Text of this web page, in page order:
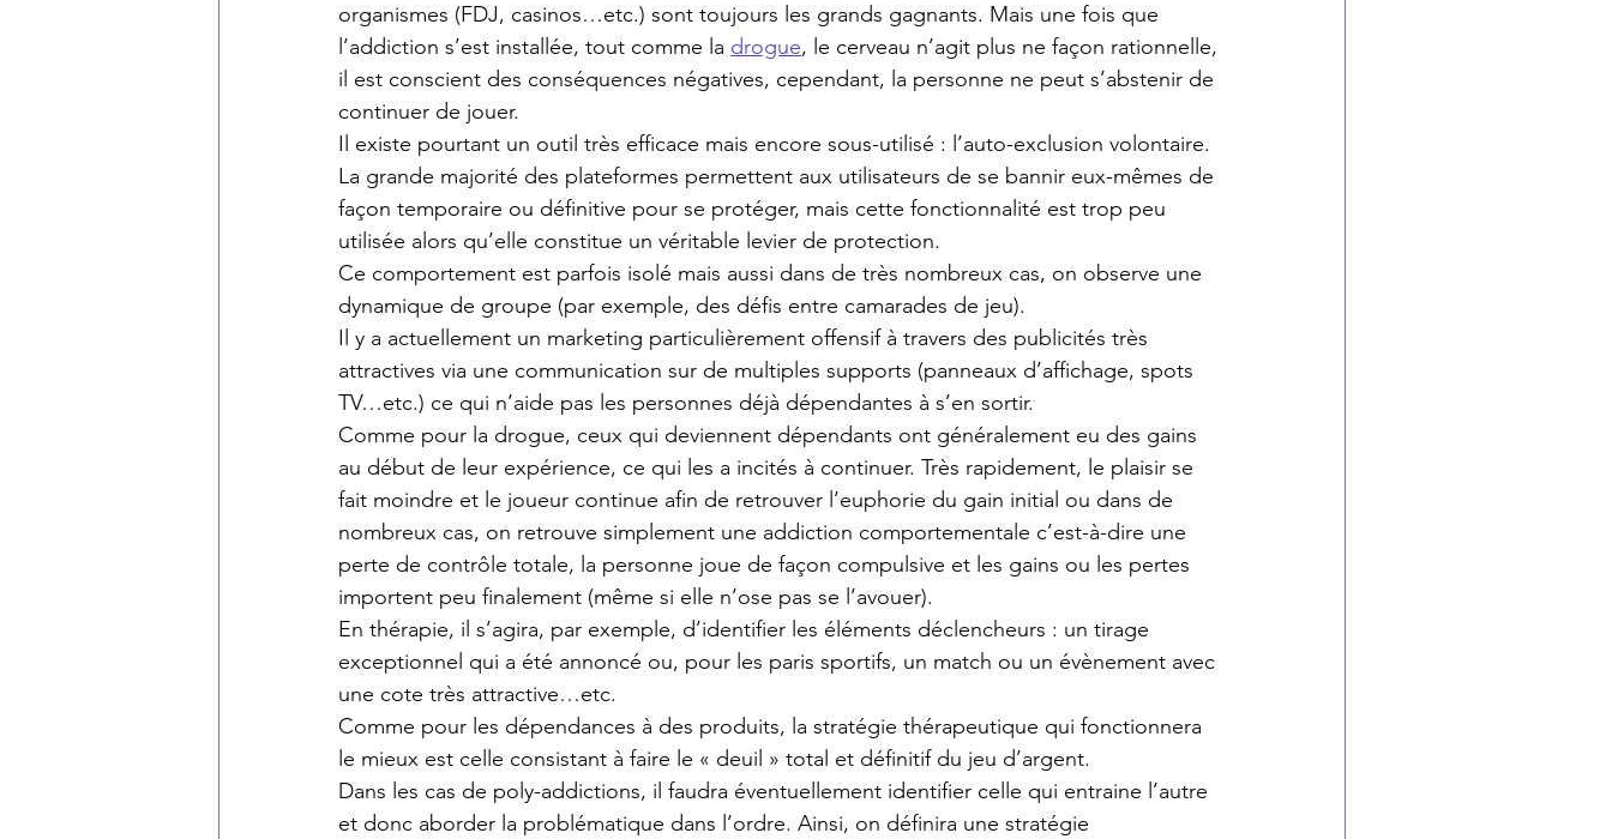
organismes (FDJ, casinos…etc.) sont toujours les grands gagnants. Mais une fois que
l’addiction s’est installée, tout comme la drogue, le cerveau n’agit plus ne façon rationnelle,
il est conscient des conséquences négatives, cependant, la personne ne peut s’abstenir de
continuer de jouer.
Il existe pourtant un outil très efficace mais encore sous-utilisé : l’auto-exclusion volontaire.
La grande majorité des plateformes permettent aux utilisateurs de se bannir eux-mêmes de
façon temporaire ou définitive pour se protéger, mais cette fonctionnalité est trop peu
utilisée alors qu’elle constitue un véritable levier de protection.
Ce comportement est parfois isolé mais aussi dans de très nombreux cas, on observe une
dynamique de groupe (par exemple, des défis entre camarades de jeu).
Il y a actuellement un marketing particulièrement offensif à travers des publicités très
attractives via une communication sur de multiples supports (panneaux d’affichage, spots
TV…etc.) ce qui n’aide pas les personnes déjà dépendantes à s’en sortir.
Comme pour la drogue, ceux qui deviennent dépendants ont généralement eu des gains
au début de leur expérience, ce qui les a incités à continuer. Très rapidement, le plaisir se
fait moindre et le joueur continue afin de retrouver l’euphorie du gain initial ou dans de
nombreux cas, on retrouve simplement une addiction comportementale c’est-à-dire une
perte de contrôle totale, la personne joue de façon compulsive et les gains ou les pertes
importent peu finalement (même si elle n’ose pas se l’avouer).
En thérapie, il s’agira, par exemple, d’identifier les éléments déclencheurs : un tirage
exceptionnel qui a été annoncé ou, pour les paris sportifs, un match ou un évènement avec
une cote très attractive…etc.
Comme pour les dépendances à des produits, la stratégie thérapeutique qui fonctionnera
le mieux est celle consistant à faire le « deuil » total et définitif du jeu d’argent.
Dans les cas de poly-addictions, il faudra éventuellement identifier celle qui entraine l’autre
et donc aborder la problématique dans l’ordre. Ainsi, on définira une stratégie